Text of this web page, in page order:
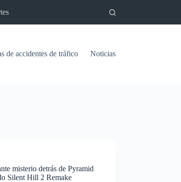
de accidentes de tráfico Noticias del pantano de
misterio detrás de Pyramid
Silent Hill 2 Remake